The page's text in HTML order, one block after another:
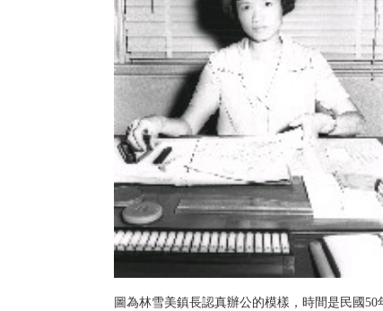
圖為林雪美鎮長認真辦公的模樣，時間是民國